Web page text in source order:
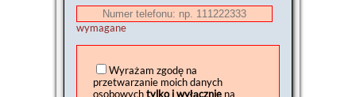
wymagane
Wyrażam zgodę na
przetwarzanie moich danych
osobowychtylko i wyłącznie na